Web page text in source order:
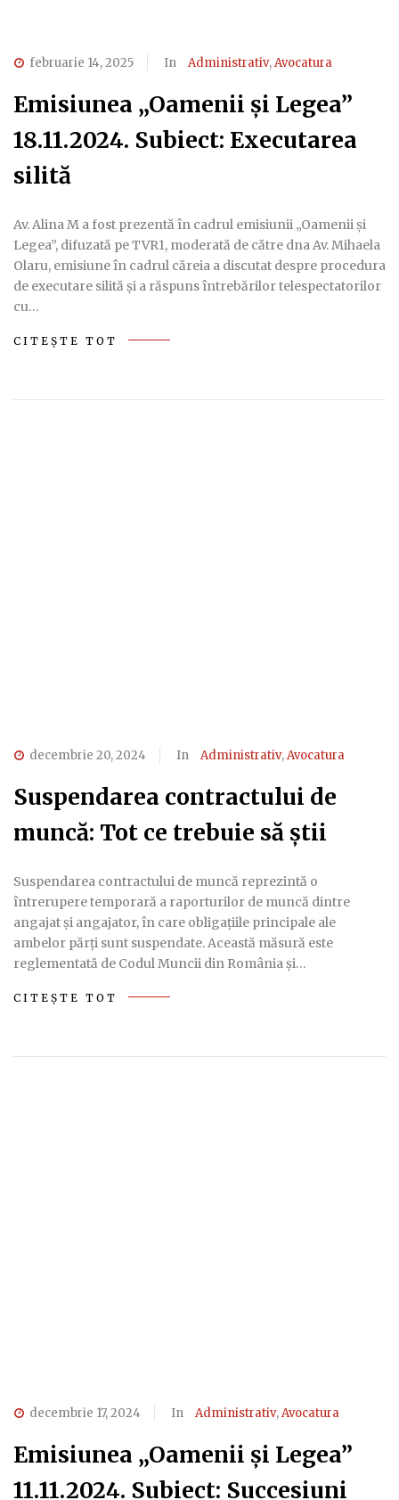
februarie 14, 2025 In Administrativ,Avocatura
Emisiunea „Oamenii și Legea”
18.11.2024. Subiect: Executarea
silită
Av. Alina M a fost prezentă în cadrul emisiunii „Oamenii și
Legea”, difuzată pe TVR1, moderată de către dna Av. Mihaela
Olaru, emisiune în cadrul căreia a discutat despre procedura
de executare silită și a răspuns întrebărilor telespectatorilor
cu…
CITEȘTE TOT
decembrie 20, 2024 In Administrativ,Avocatura
Suspendarea contractului de
muncă: Tot ce trebuie să știi
Suspendarea contractului de muncă reprezintă o
întrerupere temporară a raporturilor de muncă dintre
angajat și angajator, în care obligațiile principale ale
ambelor părți sunt suspendate. Această măsură este
reglementată de Codul Muncii din România și…
CITEȘTE TOT
decembrie 17, 2024 In Administrativ,Avocatura
Emisiunea „Oamenii și Legea”
11.11.2024. Subiect: Succesiuni